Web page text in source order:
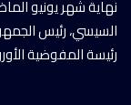
نهاية شهر يونيو
السيسي، رئيس
رئيسة المفوضية